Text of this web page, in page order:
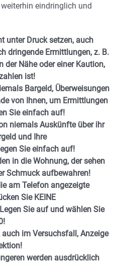
eindringlich und
unter Druck setzen, auch
dringende Ermittlungen, z. B.
der Nähe oder einer Kaution,
ist!
Bargeld, Überweisungen
von Ihnen, um Ermittlungen
Sie einfach auf!
niemals Auskünfte über ihr
und Ihre
Sie einfach auf!
in die Wohnung, der sehen
Schmuck aufbewahren!
am Telefon angezeigte
Sie KEINE
Sie auf und wählen Sie
auch im Versuchsfall, Anzeige
werden ausdrücklich